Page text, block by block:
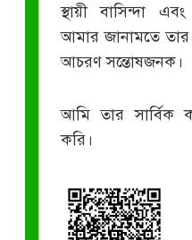
স্থায়ী বাসিন্দা
আমার জানামতে তার
আচরণ সন্তোষজনক।
আমি তার সার্বিক
করি।